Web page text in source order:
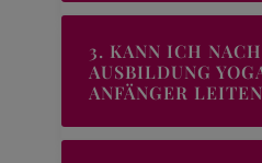
3. KANN ICH
AUSBILDUNG
ANFÄNGER